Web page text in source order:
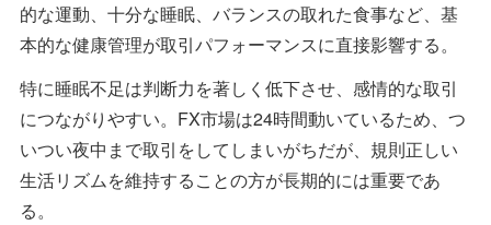
的な運動、十分な睡眠、バランスの取れた食事など、基
本的な健康管理が取引パフォーマンスに直接影響する。
特に睡眠不足は判断力を著しく低下させ、感情的な取引
につながりやすい。FX市場は24時間動いているため、つ
いつい夜中まで取引をしてしまいがちだが、規則正しい
生活リズムを維持することの方が長期的には重要であ
る。